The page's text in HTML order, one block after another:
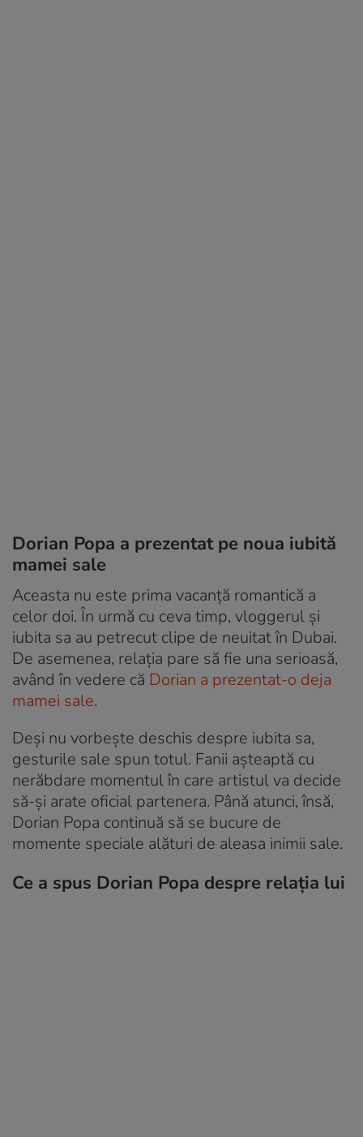
Dorian Popa a prezentat pe noua iubită
mamei sale
Aceasta nu este prima vacanță romantică a
celor doi. În urmă cu ceva timp, vloggerul și
iubita sa au petrecut clipe de neuitat în Dubai.
De asemenea, relația pare să fie una serioasă,
având în vedere că Dorian a prezentat-o deja
mamei sale.
Deși nu vorbește deschis despre iubita sa,
gesturile sale spun totul. Fanii așteaptă cu
nerăbdare momentul în care artistul va decide
să-și arate oficial partenera. Până atunci, însă,
Dorian Popa continuă să se bucure de
momente speciale alături de aleasa inimii sale.
Ce a spus Dorian Popa despre relația lui